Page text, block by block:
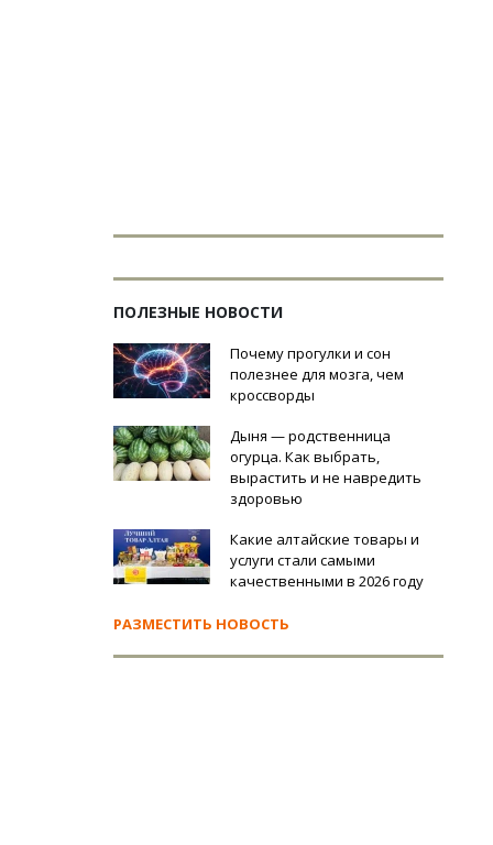
ПОЛЕЗНЫЕ НОВОСТИ
Почему прогулки и сон
полезнее для мозга, чем
кроссворды
Дыня — родственница
огурца. Как выбрать,
вырастить и не навредить
здоровью
Какие алтайские товары и
услуги стали самыми
качественными в 2026 году
РАЗМЕСТИТЬ НОВОСТЬ